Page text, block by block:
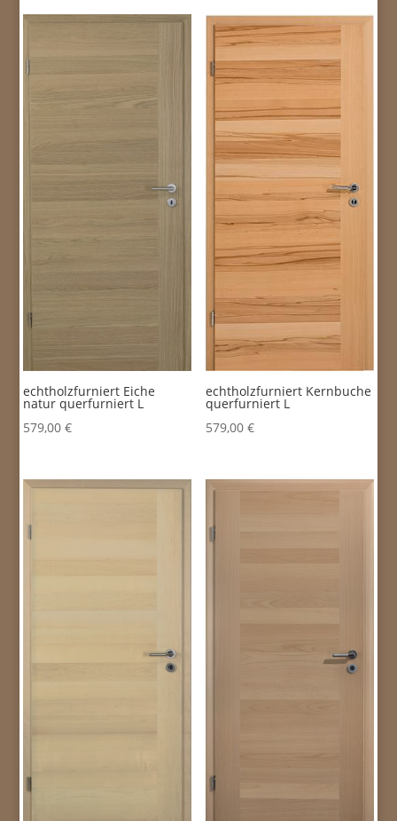
echtholzfurniert Eiche
natur querfurniert L
579,00€
echtholzfurniert Kernbuche
querfurniert L
579,00 €